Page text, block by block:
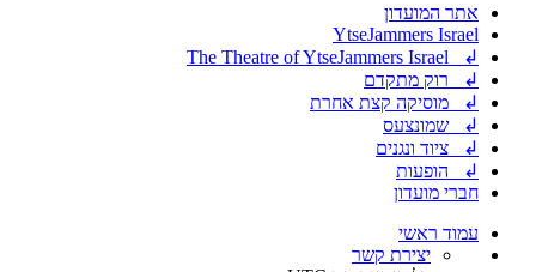
אתר המועדון
YtseJammers Israel
↲ The Theatre of YtseJammers Israel
↲ רוק מתקדם
↲ מוסיקה קצת אחרת
↲ שמונצעס
↲ ציוד ונגנים
↲ הופעות
חברי מועדון
עמוד ראשי
יצירת קשר